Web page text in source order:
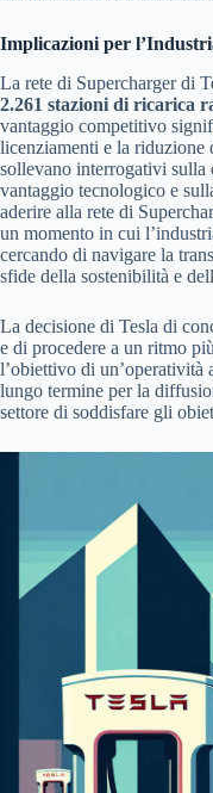
Implicazioni per
La rete di Supercharger di
2.261 stazioni di ricarica
vantaggio competitivo
licenziamenti e la riduzione
sollevano interrogativi sulla
vantaggio tecnologico e
aderire alla rete di
un momento in cui
cercando di navigare la
sfide della sostenibilità e
La decisione di Tesla di
e di procedere a un ritmo
l’obiettivo di un’operatività
lungo termine per la
settore di soddisfare gli